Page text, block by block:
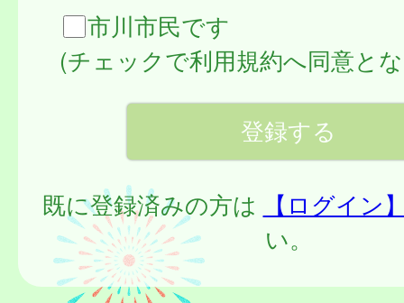
市川市民です
(チェックで利用規約へ同意と
既に登録済みの方は
【ログイン
い。